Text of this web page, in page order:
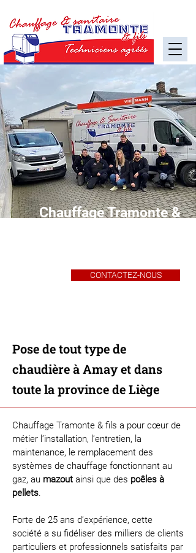
Chauffage Tramonte &
CONTACTEZ-NOUS
Pose de tout type de
chaudière à Amay et dans
toute la province de Liège
Chauffage Tramonte & fils a pour cœur de
métier l’installation, l’entretien, la
maintenance, le remplacement des
systèmes de chauffage fonctionnant au
gaz, au mazout ainsi que des poêles à
pellets.
Forte de 25 ans d’expérience, cette
société a su fidéliser des milliers de clients
particuliers et professionnels satisfaits par